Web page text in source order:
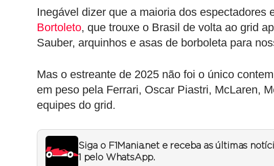
Inegável dizer que a maioria dos espectadores
Bortoleto, que trouxe o Brasil de volta ao grid
Sauber, arquinhos e asas de borboleta para
Mas o estreante de 2025 não foi o único
em peso pela Ferrari, Oscar Piastri, McLaren,
equipes do grid.
Siga o F1Mania.net e receba as últimas
1 pelo WhatsApp.